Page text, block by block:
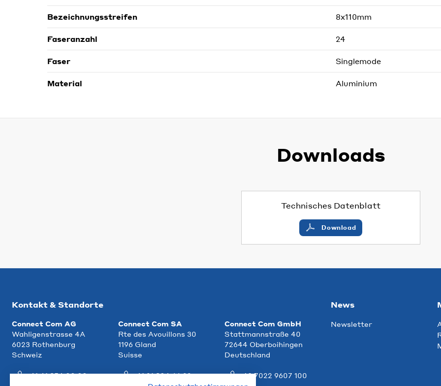
Bezeichnungsstreifen 8x110mm
Faseranzahl 24
Faser Singlemode
Material Aluminium
Downloads
Technisches Datenblatt
Download
Kontakt & Standorte
Connect Com AG
Wahligenstrasse 4A
6023 Rothenburg
Schweiz
+41 41 854 00 00
Connect Com SA
Rte des Avouillons 30
1196 Gland
Suisse
+41 21 804 66 22
Connect Com GmbH
Stattmannstraße 40
72644 Oberboihingen
Deutschland
+49 7022 9607 100
News
Newsletter